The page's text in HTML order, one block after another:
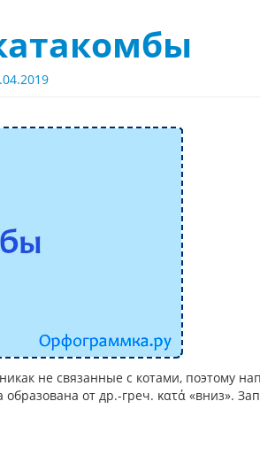
не связанные с котами, поэтому
от др.-греч. κατά «вниз».